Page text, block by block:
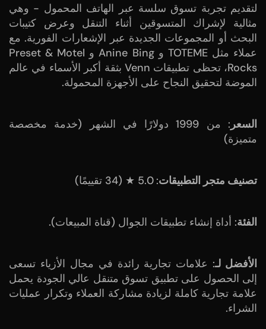
لتقديم تجربة تسوق سلسة عبر الهاتف المحمول - وهي
مثالية لإشراك المتسوقين أثناء التنقل وعرض كتيبات
البحث أو المجموعات الجديدة عبر الإشعارات الفورية. مع
عملاء مثل TOTEME و Anine Bing و Preset & Motel
Rocks، تحظى تطبيقات Venn بثقة أكبر الأسماء في عالم
الموضة لتحقيق النجاح على الأجهزة المحمولة.
السعر
: من 1999 دولارًا في الشهر (خدمة مخصصة
متميزة)
تصنيف متجر التطبيقات: 5.0 ★ (34 تقييمًا)
الفئة: أداة إنشاء تطبيقات الجوال (قناة المبيعات).
الأفضل لـ: علامات تجارية رائدة في مجال الأزياء تسعى
إلى الحصول على تطبيق تسوق متنقل عالي الجودة يحمل
علامة تجارية كاملة لزيادة مشاركة العملاء وتكرار عمليات
الشراء.